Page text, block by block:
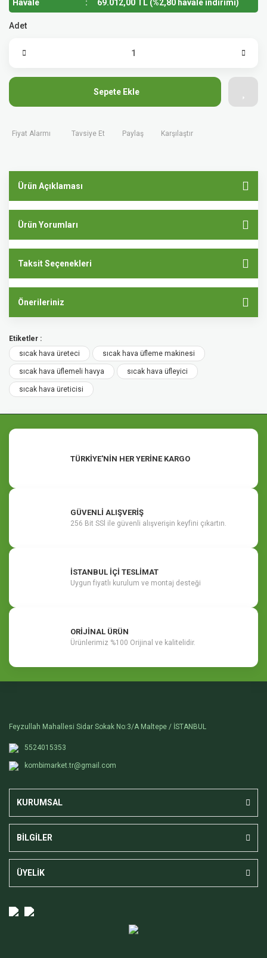
Havale 69.012,00 TL (%2,80 havale indirimi)
Adet
Sepete Ekle
Fiyat Alarmı Tavsiye Et Paylaş Karşılaştır
Ürün Açıklaması
Ürün Yorumları
Taksit Seçenekleri
Önerileriniz
Etiketler :
sıcak hava üreteci
sıcak hava üfleme makinesi
sıcak hava üflemeli havya sıcak hava üfleyici
sıcak hava üreticisi
TÜRKİYE'NİN HER YERİNE KARGO
GÜVENLİ ALIŞVERİŞ
256 Bit SSl ile güvenli alışverişin keyfini çıkartın.
İSTANBUL İÇİ TESLİMAT
Uygun fiyatlı kurulum ve montaj desteği
ORİJİNAL ÜRÜN
Ürünlerimiz %100 Orijinal ve kalitelidir.
Feyzullah Mahallesi Sidar Sokak No:3/A Maltepe / İSTANBUL
5524015353
kombimarket.tr@gmail.com
KURUMSAL
BİLGİLER
ÜYELİK